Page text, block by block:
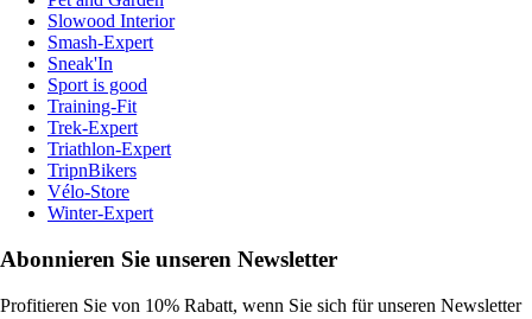
Slowood Interior
Smash-Expert
Sneak'In
Sport is good
Training-Fit
Trek-Expert
Triathlon-Expert
TripnBikers
Vélo-Store
Winter-Expert
Abonnieren Sie unseren Newsletter
Profitieren Sie von 10% Rabatt, wenn Sie sich für unseren Newsletter